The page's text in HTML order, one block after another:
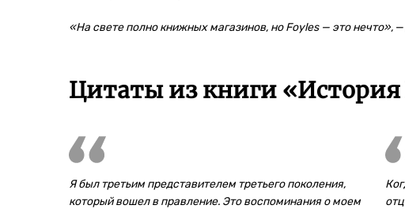
«На свете полно книжных магазинов, но Foyles — это нечто», —
Цитаты из книги «История
Я был третьим представителем третьего поколения,
который вошел в правление. Это воспоминания о моем